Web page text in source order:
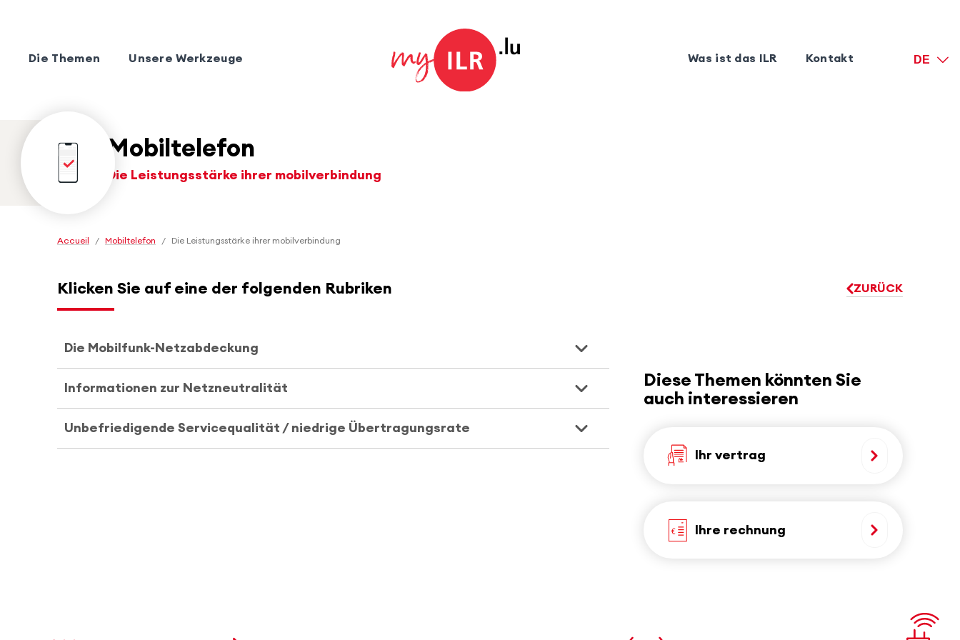
Die Themen Unsere Werkzeuge Was ist das ILR Kontakt DE
Mobiltelefon
Die Leistungsstärke ihrer mobilverbindung
Accueil / Mobiltelefon / Die Leistungsstärke ihrer mobilverbindung
Klicken Sie auf eine der folgenden Rubriken ZURÜCK
Die Mobilfunk-Netzabdeckung
Informationen zur Netzneutralität
Unbefriedigende Servicequalität / niedrige Übertragungsrate
Diese Themen könnten Sie
auch interessieren
Ihr vertrag
Ihre rechnung